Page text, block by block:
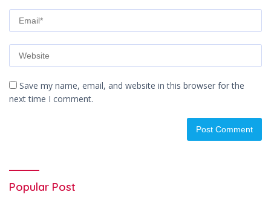
Save my name, email, and website in this browser for the
next time I comment.
Popular Post